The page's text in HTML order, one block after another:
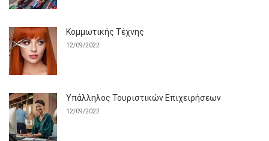
Κομμωτικής Τέχνης
12/09/2022
Υπάλληλος Τουριστικών Επιχειρήσεων
12/09/2022